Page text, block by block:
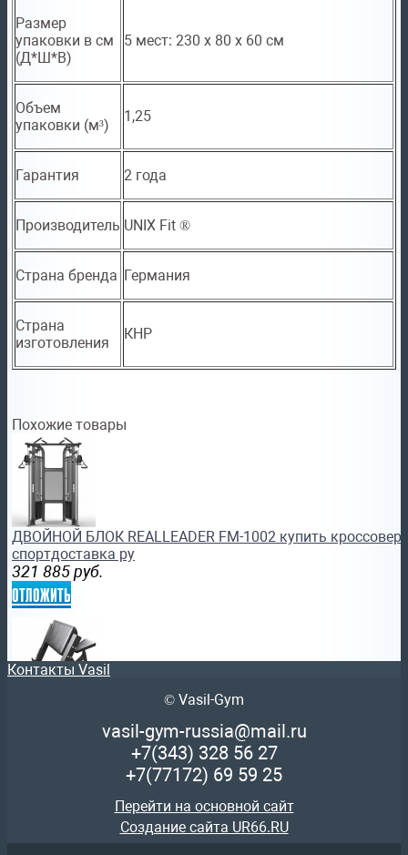
Размер
упаковки в см
(Д*Ш*В)
5 мест: 230 х 80 х 60 см
Объем
упаковки (м³)
1,25
Гарантия 2 года
Производитель UNIX Fit ®
Страна бренда Германия
Страна
изготовления
КНР
Похожие товары
ДВОЙНОЙ БЛОК REALLEADER FM-1002 купить кроссовер
спортдоставка ру
321 885 руб.
отложить
Профессиональный силовой тренажер бронзджим
GYM PARTNER ML-905 армс
Контакты Vasil
© Vasil-Gym
vasil-gym-russia@mail.ru
+7(343) 328 56 27
+7(77172) 69 59 25
Перейти на основной сайт
Создание сайта UR66.RU